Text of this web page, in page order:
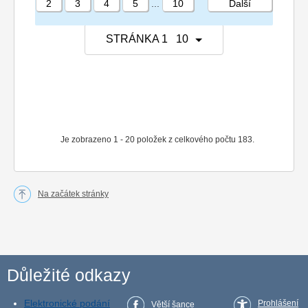
STRÁNKA 1 10
Je zobrazeno 1 - 20 položek z celkového počtu 183.
2 3 4 5 10 Další
Na začátek stránky
Důležité odkazy
Elektronické podání Větší šance Prohlášení